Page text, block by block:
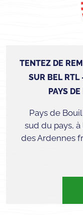
TENTEZ DE
SUR BEL RTL
PAYS
Pays de
sud du pays,
des Ardennes